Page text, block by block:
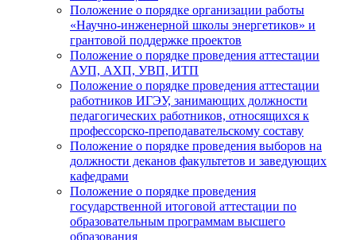
Положение о порядке организации работы
«Научно-инженерной школы энергетиков» и
грантовой поддержке проектов
Положение о порядке проведения аттестации
АУП, АХП, УВП, ИТП
Положение о порядке проведения аттестации
работников ИГЭУ, занимающих должности
педагогических работников, относящихся к
профессорско-преподавательскому составу
Положение о порядке проведения выборов на
должности деканов факультетов и заведующих
кафедрами
Положение о порядке проведения
государственной итоговой аттестации по
образовательным программам высшего
образования